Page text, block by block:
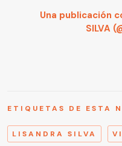
Una publicación
SILVA
ETIQUETAS DE ESTA
LISANDRA SILVA